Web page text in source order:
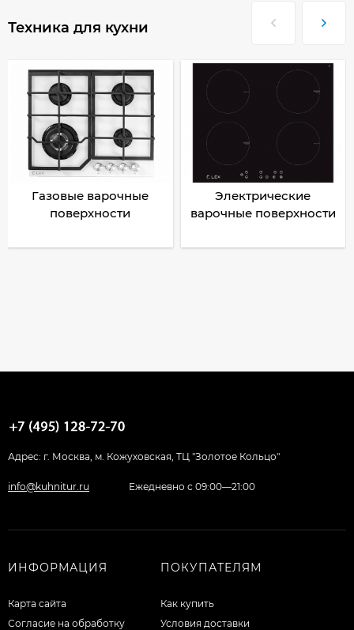
Техника для кухни
Газовые варочные
поверхности
Электрические
варочные поверхности
Адрес: г. Москва, м. Кожуховская, ТЦ "Золотое Кольцо"
info@kuhnitur.ru Ежедневно с 09:00—21:00
ИНФОРМАЦИЯ
Карта сайта
Согласие на обработку
ПОКУПАТЕЛЯМ
Как купить
Условия доставки